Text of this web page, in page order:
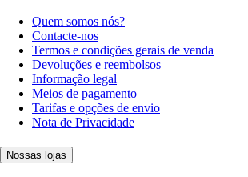
Quem somos nós?
Contacte-nos
Termos e condições gerais de venda
Devoluções e reembolsos
Informação legal
Meios de pagamento
Tarifas e opções de envio
Nota de Privacidade
Nossas lojas